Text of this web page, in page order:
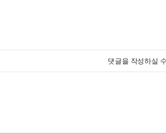
댓글을 작성하실